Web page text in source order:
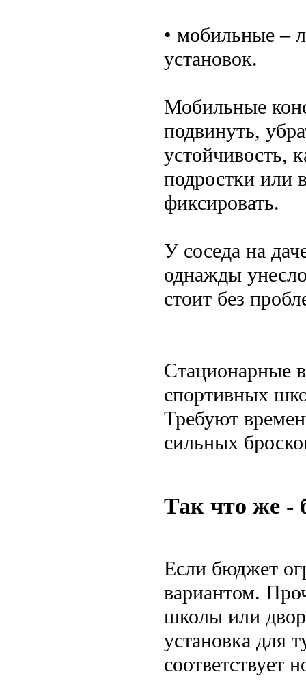
• мобильные –
установок.
Мобильные
подвинуть,
устойчивость,
подростки или
фиксировать.
У соседа на
однажды
стоит без
Стационарные
спортивных
Требуют
сильных
Так что же -
Если бюджет
вариантом.
школы или
установка для
соответствует